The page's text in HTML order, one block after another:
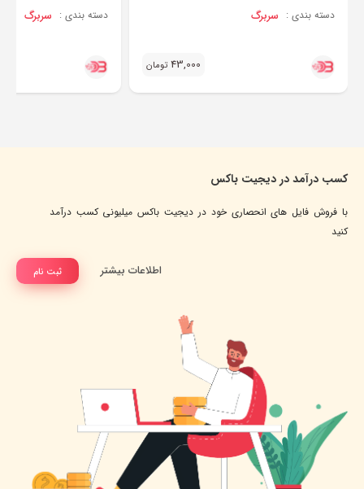
دسته بندی : سربرگ
43,000 تومان
دسته بندی : سربرگ
کسب درآمد در دیجیت باکس
با فروش فایل های انحصاری خود در دیجیت باکس میلیونی کسب درآمد
کنید
ثبت نام اطلاعات بیشتر